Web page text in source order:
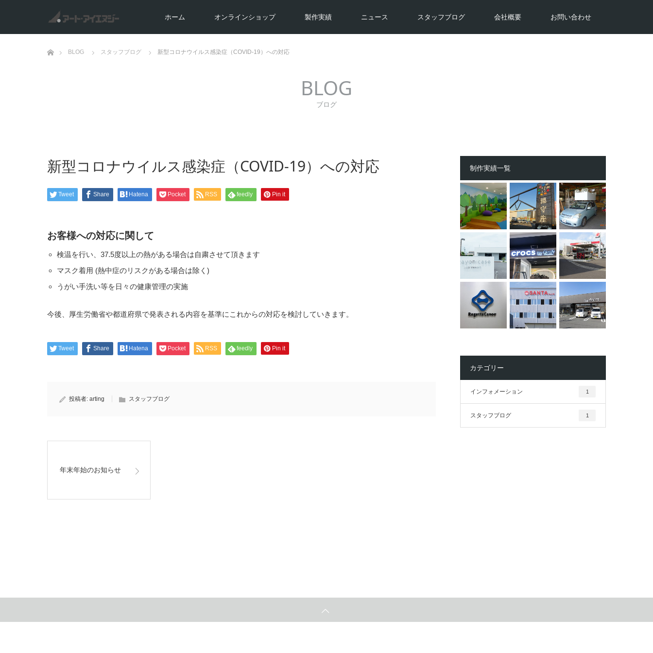
ホーム オンラインショップ 製作実績 ニュース スタッフブログ 会社概要 お問い合わせ
BLOG スタッフブログ 新型コロナウイルス感染症（COVID-19）への対応
BLOG
ブログ
新型コロナウイルス感染症（COVID-19）への対応
Tweet Share Hatena Pocket RSS feedly Pin it
お客様への対応に関して
検温を行い、37.5度以上の熱がある場合は自粛させて頂きます
マスク着用 (熱中症のリスクがある場合は除く)
うがい手洗い等を日々の健康管理の実施
今後、厚生労働省や都道府県で発表される内容を基準にこれからの対応を検討していきます。
Tweet Share Hatena Pocket RSS feedly Pin it
投稿者: arting スタッフブログ
年末年始のお知らせ
制作実績一覧
カテゴリー
インフォメーション 1
スタッフブログ 1